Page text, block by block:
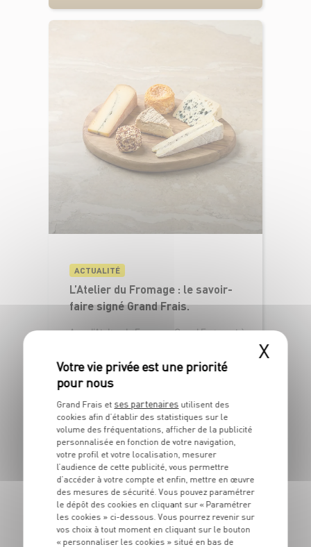
ACTUALITÉ
L’Atelier du Fromage : le savoir-
faire signé Grand Frais.
Avec l’Atelier du Fromage, Grand Frais met à
Lire la suite
X
Grand Frais et ses partenaires utilisent des
cookies afin d’établir des statistiques sur le
volume des fréquentations, afficher de la publicité
personnalisée en fonction de votre navigation,
votre profil et votre localisation, mesurer
l’audience de cette publicité, vous permettre
d’accéder à votre compte et enfin, mettre en œuvre
des mesures de sécurité. Vous pouvez paramétrer
le dépôt des cookies en cliquant sur « Paramétrer
les cookies » ci-dessous. Vous pourrez revenir sur
vos choix à tout moment en cliquant sur le bouton
« personnaliser les cookies » situé en bas de